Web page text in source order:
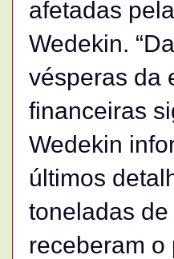
afetadas
Wedekin.
vésperas da
financeiras
Wedekin
últimos
toneladas
receberam